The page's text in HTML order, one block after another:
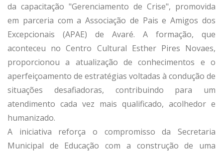
da capacitação "Gerenciamento de Crise", promovida
em parceria com a Associação de Pais e Amigos dos
Excepcionais (APAE) de Avaré. A formação, que
aconteceu no Centro Cultural Esther Pires Novaes,
proporcionou a atualização de conhecimentos e o
aperfeiçoamento de estratégias voltadas à condução de
situações desafiadoras, contribuindo para um
atendimento cada vez mais qualificado, acolhedor e
humanizado.
A iniciativa reforça o compromisso da Secretaria
Municipal de Educação com a construção de uma